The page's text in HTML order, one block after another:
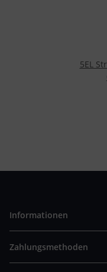
5EL
Informationen
Zahlungsmethoden